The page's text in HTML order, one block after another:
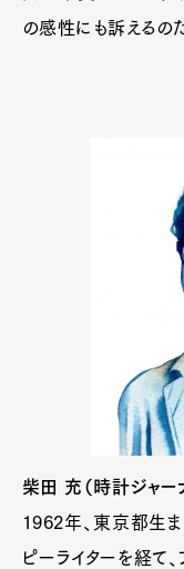
の感性にも訴えるのだ
柴田 充（時計ジャー
1962年、東京都生
ピーライターを経て、